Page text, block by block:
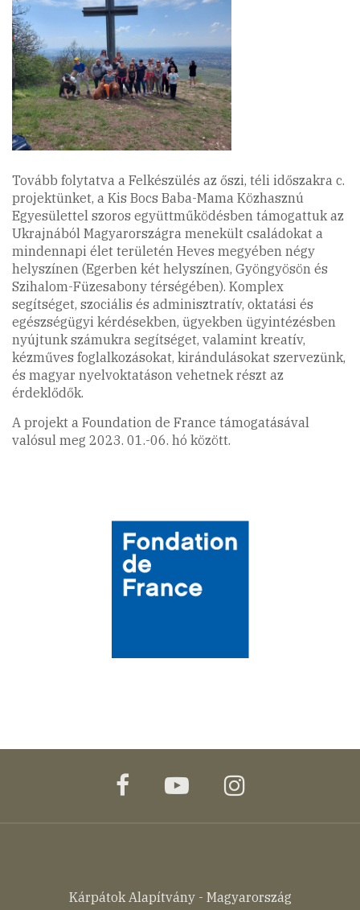
Tovább folytatva a Felkészülés az őszi, téli időszakra c.
projektünket, a Kis Bocs Baba-Mama Közhasznú
Egyesülettel szoros együttműködésben támogattuk az
Ukrajnából Magyarországra menekült családokat a
mindennapi élet területén Heves megyében négy
helyszínen (Egerben két helyszínen, Gyöngyösön és
Szihalom-Füzesabony térségében). Komplex
segítséget, szociális és adminisztratív, oktatási és
egészségügyi kérdésekben, ügyekben ügyintézésben
nyújtunk számukra segítséget, valamint kreatív,
kézműves foglalkozásokat, kirándulásokat szervezünk,
és magyar nyelvoktatáson vehetnek részt az
érdeklődők.
A projekt a Foundation de France támogatásával
valósul meg 2023. 01.-06. hó között.
facebookyoutubeinstagram
Kárpátok Alapítvány - Magyarország